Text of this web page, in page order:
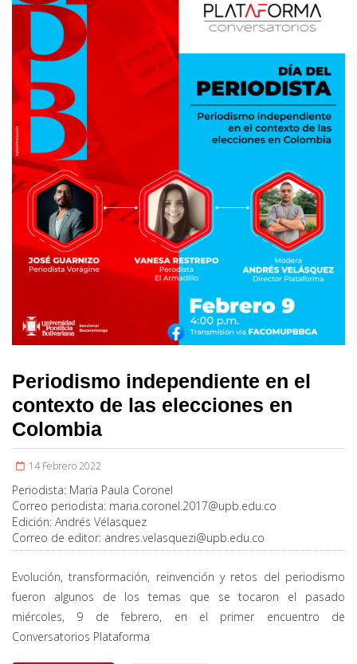
Periodismo independiente en el
contexto de las elecciones en
Colombia
14 Febrero 2022
Periodista: Maria Paula Coronel
Correo periodista: maria.coronel.2017@upb.edu.co
Edición: Andrés Vélasquez
Correo de editor: andres.velasquezi@upb.edu.co
Evolución, transformación, reinvención y retos del periodismo
fueron algunos de los temas que se tocaron el pasado
miércoles, 9 de febrero, en el primer encuentro de
Conversatorios Plataforma